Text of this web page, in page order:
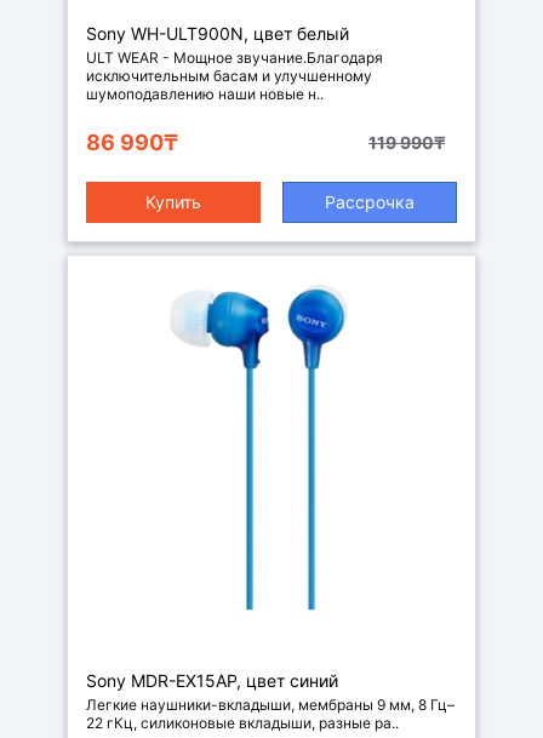
Наушники
Sony WH-ULT900N, цвет белый
ULT WEAR - Мощное звучание.Благодаря
исключительным басам и улучшенному
шумоподавлению наши новые н..
119 990₸
86 990₸
Купить Рассрочка
Наушники
-вкладыши
Sony MDR-EX15AP, цвет синий
Легкие наушники-вкладыши, мембраны 9 мм, 8 Гц–
22 гКц, силиконовые вкладыши, разные ра..